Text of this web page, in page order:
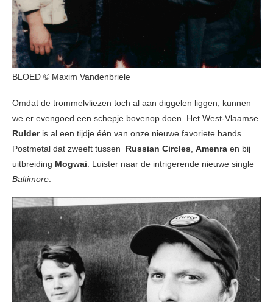
BLOED © Maxim Vandenbriele
Omdat de trommelvliezen toch al aan diggelen liggen, kunnen
we er evengoed een schepje bovenop doen. Het West-Vlaamse
Rulderis al een tijdje één van onze nieuwe favoriete bands.
Postmetal dat zweeft tussen
Russian Circles, Amenra en bij
uitbreiding Mogwai. Luister naar de intrigerende nieuwe single
Baltimore.